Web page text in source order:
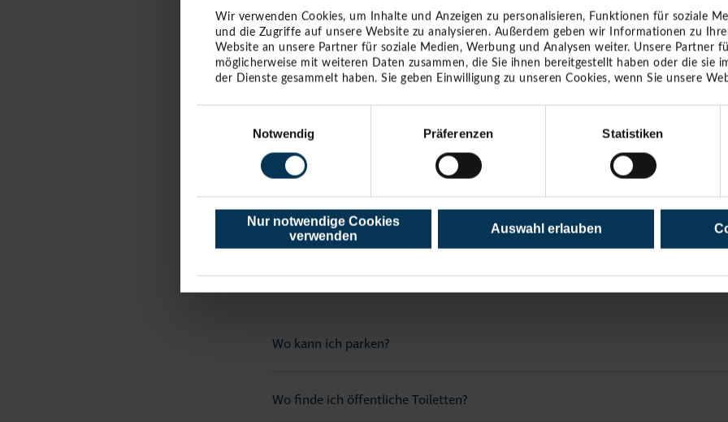
Wir verwenden Cookies, um Inhalte und Anzeigen zu personalisieren, Funktionen für soziale
und die Zugriffe auf unsere Website zu analysieren. Außerdem geben wir Informationen zu
Website an unsere Partner für soziale Medien, Werbung und Analysen weiter. Unsere Partner
möglicherweise mit weiteren Daten zusammen, die Sie ihnen bereitgestellt haben oder die sie
der Dienste gesammelt haben. Sie geben Einwilligung zu unseren Cookies, wenn Sie unsere
Notwendig
Präferenzen Statistiken
Nur notwendige Cookies
verwenden
Auswahl erlauben
Gibt es im Ort eine Telefonzelle?
Ich habe etwas verloren. An wen wende ich mich?
Wo bekomme ich ein Strandmagazin bzw. ein Gastgeberverzeichnis?
Wo kann ich parken?
NIENDORF/OSTSEE
Wo kann ich parken?
Wo finde ich öffentliche Toiletten?